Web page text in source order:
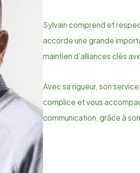
Sylvain comprend et
accorde une grande
maintien d'alliances clés
Avec sa rigueur, son
complice et vous
communication, grâce à